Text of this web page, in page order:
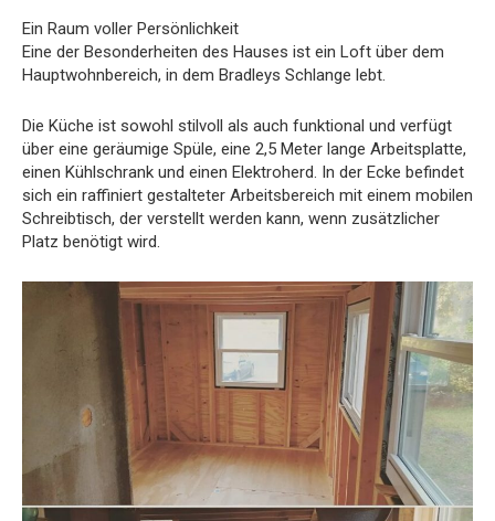
Ein Raum voller Persönlichkeit
Eine der Besonderheiten des Hauses ist ein Loft über dem
Hauptwohnbereich, in dem Bradleys Schlange lebt.
Die Küche ist sowohl stilvoll als auch funktional und verfügt
über eine geräumige Spüle, eine 2,5 Meter lange Arbeitsplatte,
einen Kühlschrank und einen Elektroherd. In der Ecke befindet
sich ein raffiniert gestalteter Arbeitsbereich mit einem mobilen
Schreibtisch, der verstellt werden kann, wenn zusätzlicher
Platz benötigt wird.